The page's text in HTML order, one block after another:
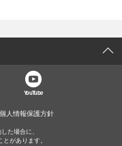
YouTube
個人情報保護方針
た場合に、
があります。